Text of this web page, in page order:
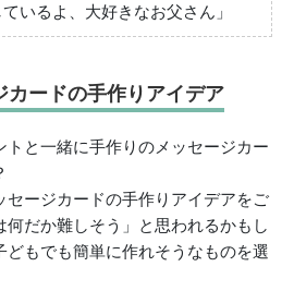
いるよ、大好きなお父さん」
カードの手作りアイデア
トと一緒に手作りのメッセージカー
セージカードの手作りアイデアをご
だか難しそう」と思われるかもし
どもでも簡単に作れそうなものを選